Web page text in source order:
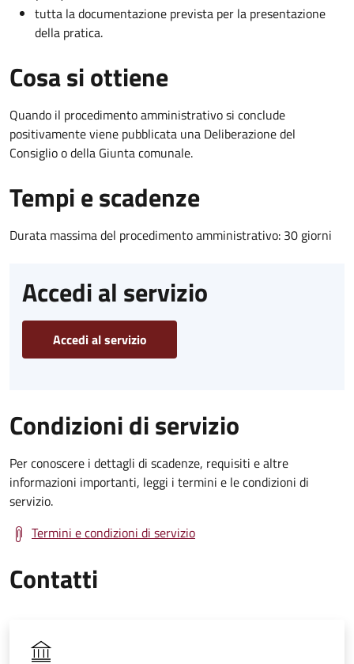
tutta la documentazione prevista per la presentazione
della pratica.
Cosa si ottiene
Quando il procedimento amministrativo si conclude
positivamente viene pubblicata una Deliberazione del
Consiglio o della Giunta comunale.
Tempi e scadenze
Durata massima del procedimento amministrativo: 30 giorni
Accedi al servizio
Accedi al servizio
Condizioni di servizio
Per conoscere i dettagli di scadenze, requisiti e altre
informazioni importanti, leggi i termini e le condizioni di
servizio.
Termini e condizioni di servizio
Contatti